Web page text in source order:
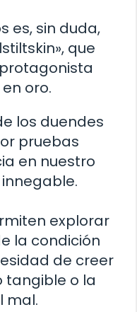
es, sin duda,
que
oro.
los duendes
pruebas
en nuestro
explorar
la condición
de creer
tangible o la
mal.